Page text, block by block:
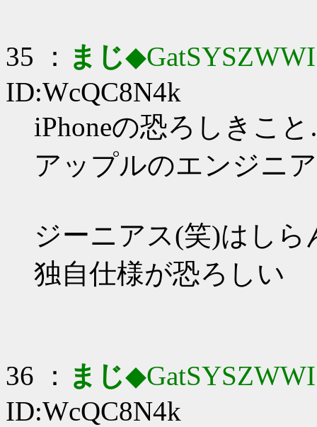
35 ： まじ◆GatSYSZWWI
ID:WcQC8N4k
iPhoneの恐ろしきこ
アップルのエンジニ
ジーニアス(笑)はしら
独自仕様が恐ろしい
36 ： まじ◆GatSYSZWWI
ID:WcQC8N4k